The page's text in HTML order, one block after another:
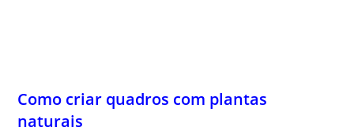
Como criar quadros com plantas
naturais